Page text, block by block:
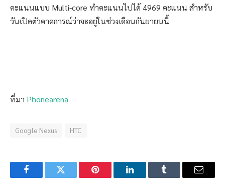
คะแนนแบบ Multi-core ทำคะแนนไปได้ 4969 คะแนน สำหรับ
วันเปิดตัวคาดการณ์ว่าจะอยู่ในช่วงเดือนกันยายนนี้
ที่มา Phonearena
Google Nexus HTC
FacebookTwitter Pinterest LinkedInTumblr Email